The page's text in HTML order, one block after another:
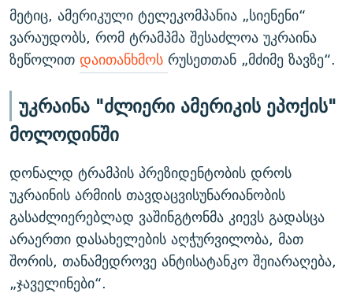
მეტიც, ამერიკული ტელეკომპანია „სიენენი“
ვარაუდობს, რომ ტრამპმა შესაძლოა უკრაინა
ზეწოლითდაითანხმოს რუსეთთან „მძიმე ზავზე“.
უკრაინა "ძლიერი ამერიკის ეპოქის"
მოლოდინში
დონალდ ტრამპის პრეზიდენტობის დროს
უკრაინის არმიის თავდაცვისუნარიანობის
გასაძლიერებლად ვაშინგტონმა კიევს გადასცა
არაერთი დასახელების აღჭურვილობა, მათ
შორის, თანამედროვე ანტისატანკო შეიარაღება,
„ჯაველინები“.